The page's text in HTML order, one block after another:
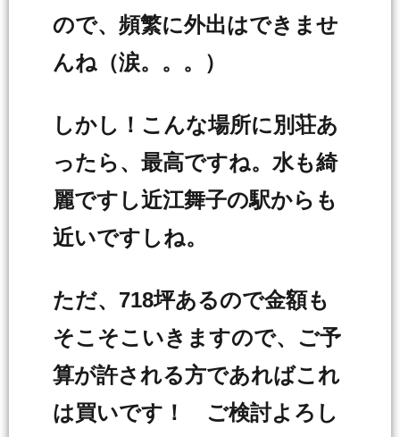
ので、頻繁に外出はできませ
んね（涙。。。）
しかし！こんな場所に別荘あ
ったら、最高ですね。水も綺
麗ですし近江舞子の駅からも
近いですしね。
ただ、718坪あるので金額も
そこそこいきますので、ご予
算が許される方であればこれ
は買いです！ ご検討よろし